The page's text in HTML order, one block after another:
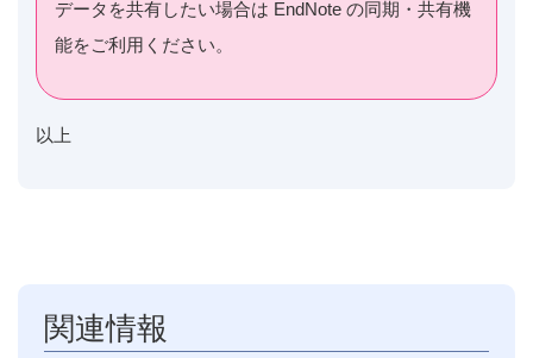
データを共有したい場合は EndNote の同期・共有機
能をご利用ください。
以上
関連情報